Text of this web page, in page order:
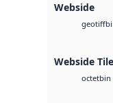
Webside
geotiff
Webside
octetbin